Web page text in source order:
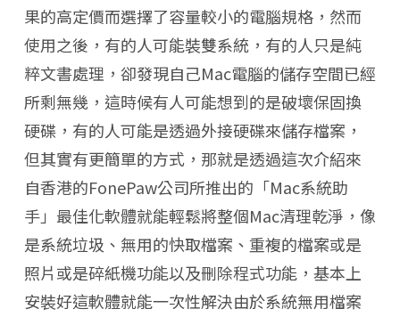
果的高定價而選擇了容量較小的電腦規格，然而
使用之後，有的人可能裝雙系統，有的人只是純
粹文書處理，卻發現自己Mac電腦的儲存空間已經
所剩無幾，這時候有人可能想到的是破壞保固換
硬碟，有的人可能是透過外接硬碟來儲存檔案，
但其實有更簡單的方式，那就是透過這次介紹來
自香港的FonePaw公司所推出的「Mac系統助
手」最佳化軟體就能輕鬆將整個Mac清理乾淨，像
是系統垃圾、無用的快取檔案、重複的檔案或是
照片或是碎紙機功能以及刪除程式功能，基本上
安裝好這軟體就能一次性解決由於系統無用檔案